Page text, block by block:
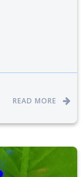
READ MORE